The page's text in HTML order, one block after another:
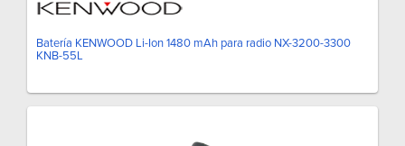
Batería KENWOOD Li-Ion 1480 mAh para radio NX-3200-3300
KNB-55L